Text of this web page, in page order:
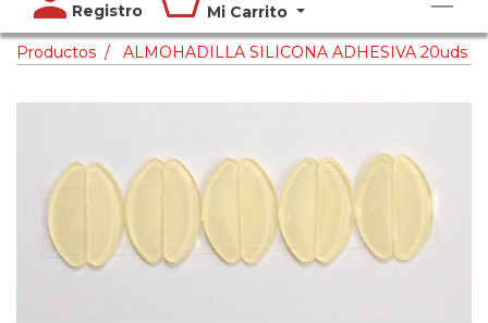
Registro
Mi Carrito
Productos ALMOHADILLA SILICONA ADHESIVA 20uds